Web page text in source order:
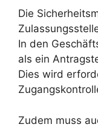
Die
In den
als ein
Dies wird
Zudem muss